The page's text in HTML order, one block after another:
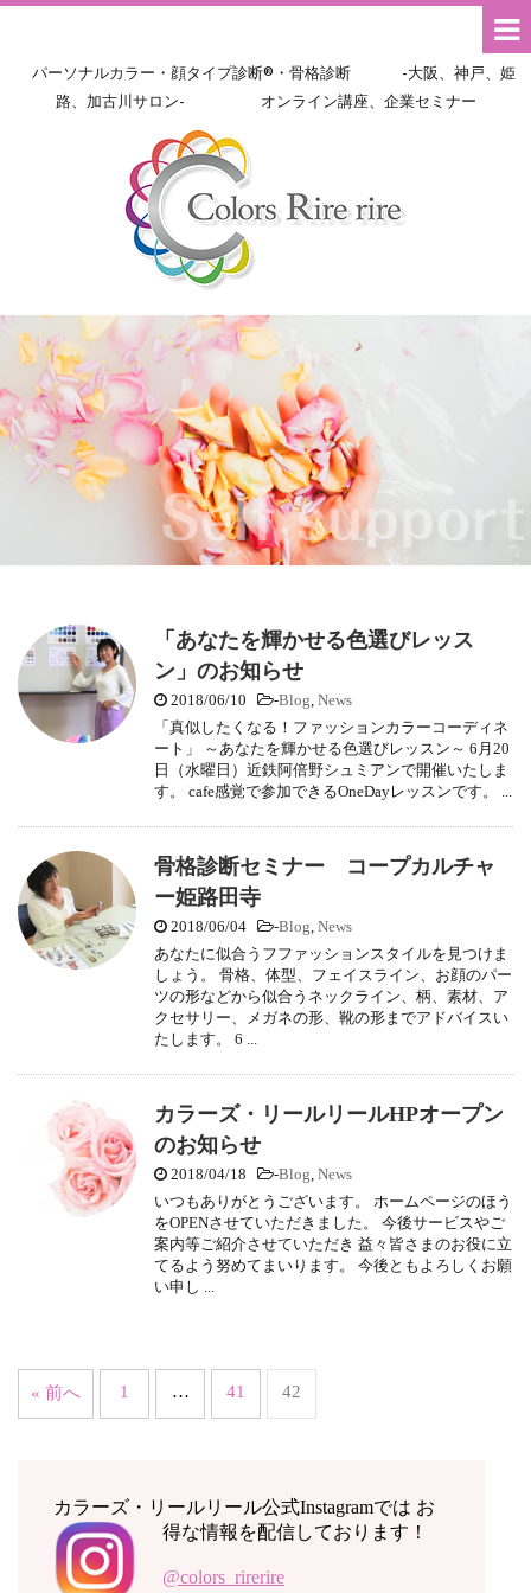
パーソナルカラー・顔タイプ診断®・骨格診断 -大阪、神戸、姫
路、加古川サロン- オンライン講座、企業セミナー
「あなたを輝かせる色選びレッス
ン」のお知らせ
2018/06/10 -Blog, News
「真似したくなる！ファッションカラーコーディネ
ート」 ～あなたを輝かせる色選びレッスン～ 6月20
日（水曜日）近鉄阿倍野シュミアンで開催いたしま
す。 cafe感覚で参加できるOneDayレッスンです。 ...
骨格診断セミナー コープカルチャ
ー姫路田寺
2018/06/04 -Blog, News
あなたに似合うフファッションスタイルを見つけま
しょう。 骨格、体型、フェイスライン、お顔のパー
ツの形などから似合うネックライン、柄、素材、ア
クセサリー、メガネの形、靴の形までアドバイスい
たします。 6 ...
カラーズ・リールリールHPオープン
のお知らせ
2018/04/18 -Blog, News
いつもありがとうございます。 ホームページのほう
をOPENさせていただきました。 今後サービスやご
案内等ご紹介させていただき 益々皆さまのお役に立
てるよう努めてまいります。 今後ともよろしくお願
い申し ...
« 前へ 1 … 41 42
カラーズ・リールリール公式Instagramでは お
得な情報を配信しております！
@colors_rirerire